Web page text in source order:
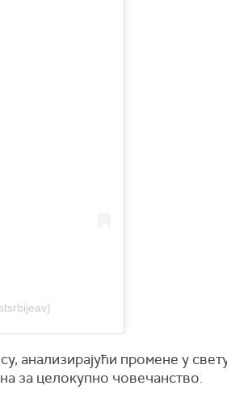
анализирајући промене у
за целокупно човечанство.